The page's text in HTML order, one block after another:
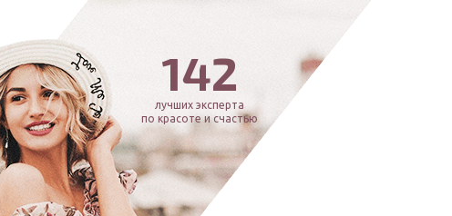
142
лучших эксперта
по красоте и счастью